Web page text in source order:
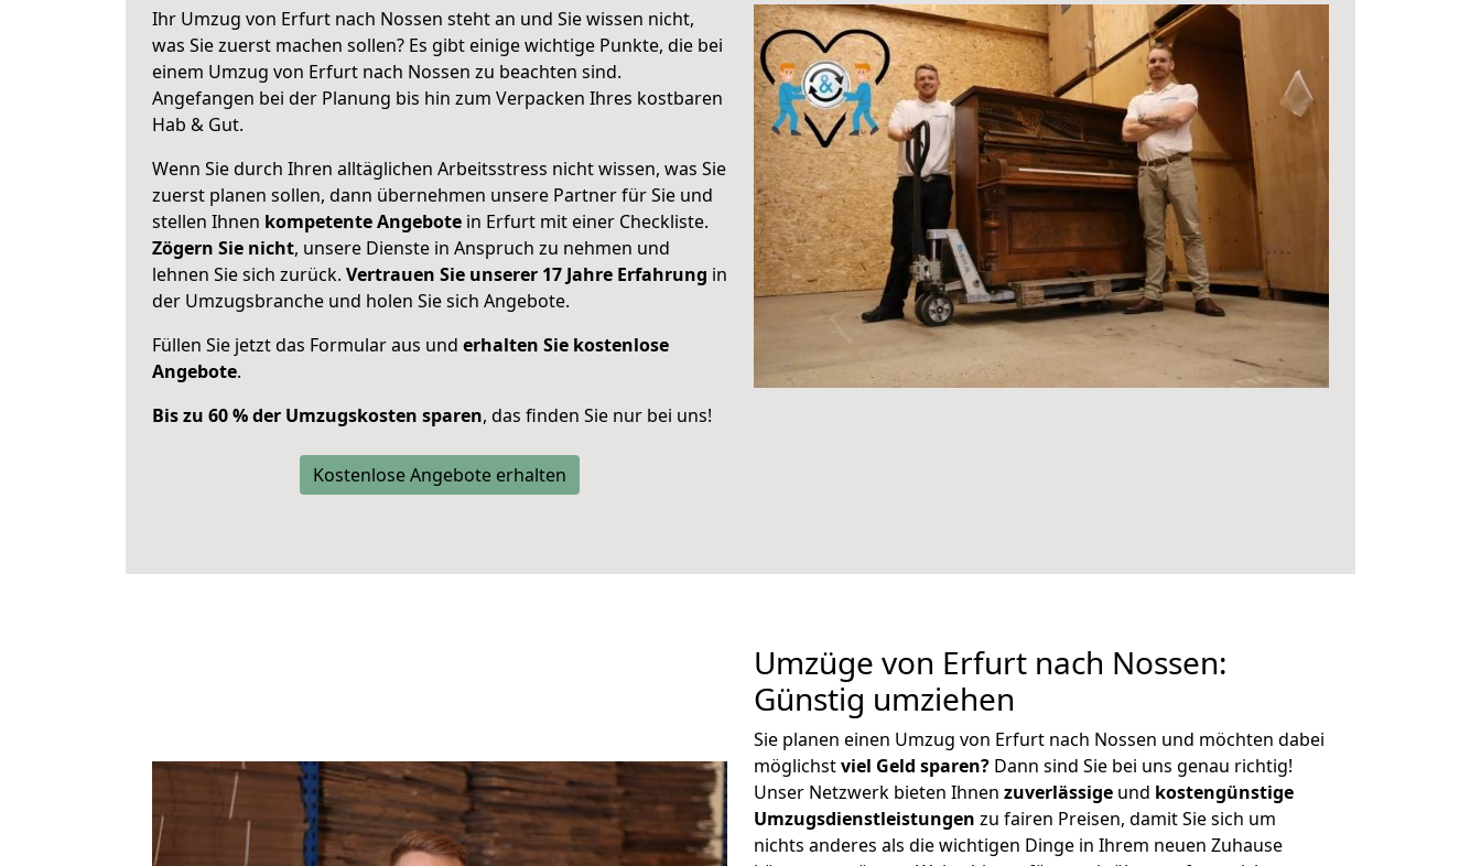
Ihr Umzug von Erfurt nach Nossen steht an und Sie wissen nicht,
was Sie zuerst machen sollen? Es gibt einige wichtige Punkte, die bei
einem Umzug von Erfurt nach Nossen zu beachten sind.
Angefangen bei der Planung bis hin zum Verpacken Ihres kostbaren
Hab & Gut.
Wenn Sie durch Ihren alltäglichen Arbeitsstress nicht wissen, was Sie
zuerst planen sollen, dann übernehmen unsere Partner für Sie und
stellen Ihnen kompetente Angebote in Erfurt mit einer Checkliste.
Zögern Sie nicht, unsere Dienste in Anspruch zu nehmen und
lehnen Sie sich zurück. Vertrauen Sie unserer 17 Jahre Erfahrung in
der Umzugsbranche und holen Sie sich Angebote.
Füllen Sie jetzt das Formular aus und erhalten Sie kostenlose
Angebote.
Bis zu 60 % der Umzugskosten sparen, das finden Sie nur bei uns!
Kostenlose Angebote erhalten
Umzüge von Erfurt nach Nossen:
Günstig umziehen
Sie planen einen Umzug von Erfurt nach Nossen und möchten dabei
möglichstviel Geld sparen? Dann sind Sie bei uns genau richtig!
Unser Netzwerk bieten Ihnen zuverlässige und kostengünstige
Umzugsdienstleistungen zu fairen Preisen, damit Sie sich um
nichts anderes als die wichtigen Dinge in Ihrem neuen Zuhause